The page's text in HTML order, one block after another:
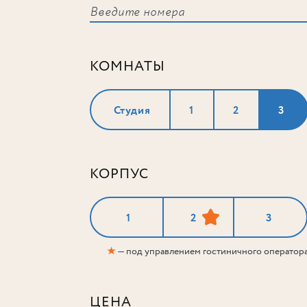
КОМНАТЫ
Студия 1 2 3
КОРПУС
1 2 3
★— под управлением гостиничного
ЦЕНА